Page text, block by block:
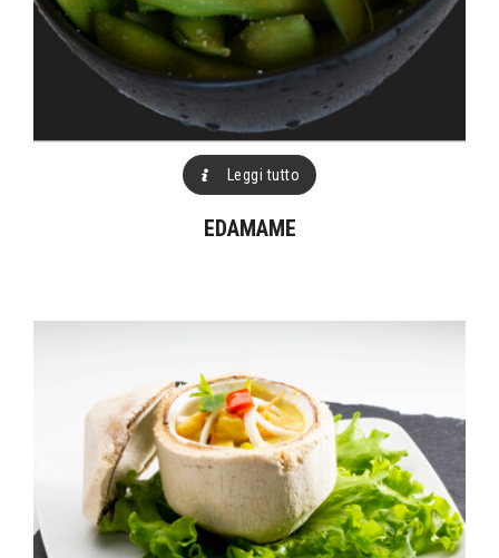
Leggi tutto
EDAMAME